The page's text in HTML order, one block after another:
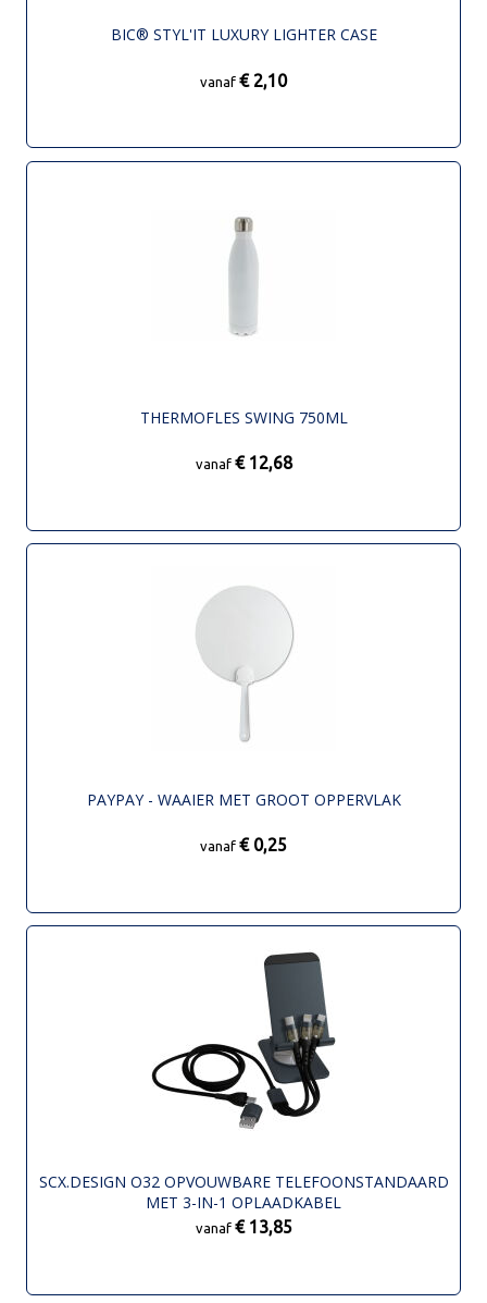
BIC® STYL'IT LUXURY LIGHTER CASE
vanaf € 2,10
THERMOFLES SWING 750ML
vanaf € 12,68
PAYPAY - WAAIER MET GROOT OPPERVLAK
vanaf € 0,25
SCX.DESIGN O32 OPVOUWBARE TELEFOONSTANDAARD
MET 3-IN-1 OPLAADKABEL
vanaf € 13,85